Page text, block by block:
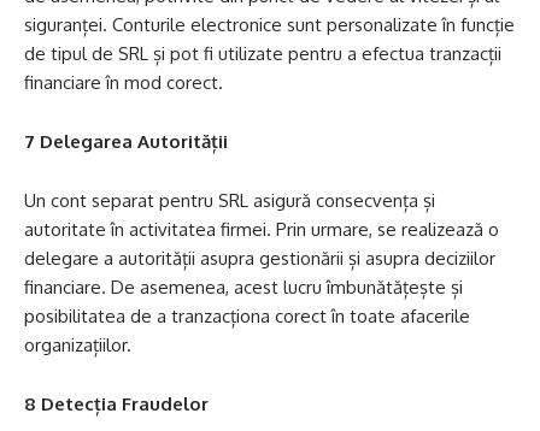
siguranței. Conturile electronice sunt personalizate în funcție
de tipul de SRL și pot fi utilizate pentru a efectua tranzacții
financiare în mod corect.
7 Delegarea Autorității
Un cont separat pentru SRL asigură consecvența și
autoritate în activitatea firmei. Prin urmare, se realizează o
delegare a autorității asupra gestionării și asupra deciziilor
financiare. De asemenea, acest lucru îmbunătățește și
posibilitatea de a tranzacționa corect în toate afacerile
organizațiilor.
8 Detecția Fraudelor